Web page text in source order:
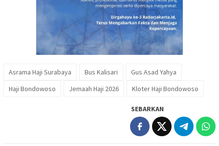
Asrama Haji Surabaya Bus Kalisari
Gus Asad Yahya
Haji Bondowoso
Jemaah Haji 2026 Kloter Haji Bondowoso
SEBARKAN